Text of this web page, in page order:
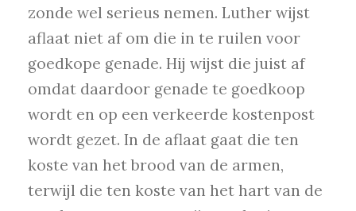
zonde wel serieus nemen. Luther wijst
aflaat niet af om die in te ruilen voor
goedkope genade. Hij wijst die juist af
omdat daardoor genade te goedkoop
wordt en op een verkeerde kostenpost
wordt gezet. In de aflaat gaat die ten
koste van het brood van de armen,
terwijl die ten koste van het hart van de